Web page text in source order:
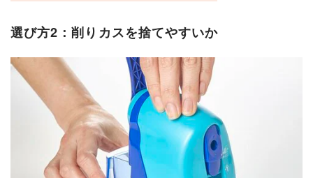
選び方2：削りカスを捨てやすいか